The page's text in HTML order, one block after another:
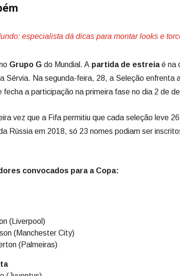
especialista dá dicas para montar looks e
Grupo G do Mundial. A partida de estreiaé na
Sérvia. Na segunda-feira, 28, a Seleção enfrenta
fecha a participação na primeira fase no dia 2 de
vez que a Fifa permitiu que cada seleção leve
Rússia em 2018, só 23 nomes podiam ser
convocados para a Copa:
(Liverpool)
(Manchester City)
(Palmeiras)